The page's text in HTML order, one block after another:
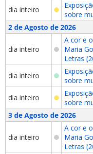
dia inteiro
sobre
2 de Agosto de 2026
dia inteiro
A cor e
Maria
Letras
dia inteiro
sobre
dia inteiro
sobre
3 de Agosto de 2026
dia inteiro
A cor e
Maria
Letras